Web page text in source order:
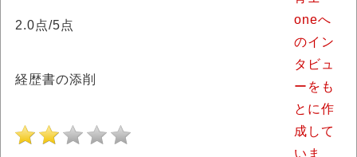
2.0点/5点
経歴書の添削
oneへ
のイン
タビュ
ーをも
とに作
成して
いま